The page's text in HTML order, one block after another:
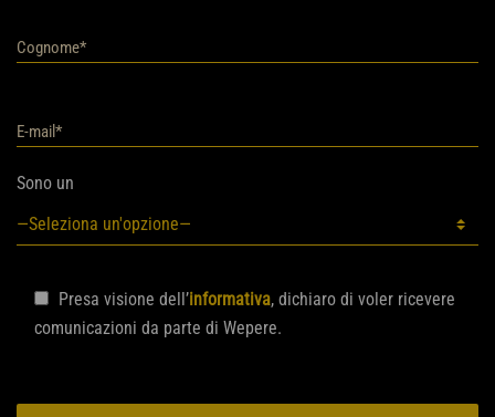
Sono un
Presa visione dell’informativa, dichiaro di voler ricevere
comunicazioni da parte di Wepere.